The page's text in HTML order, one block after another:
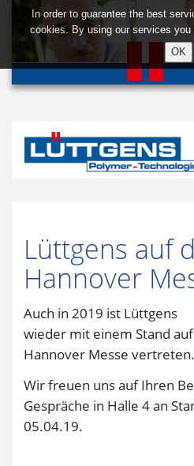
Lüttgens auf
Hannover
Auch in 2019 ist Lüttgens
wieder mit einem Stand
Hannover Messe vertreten.
Wir freuen uns auf Ihren
Gespräche in Halle 4 an
05.04.19.
In order to guarantee the best
cookies. By using our services you